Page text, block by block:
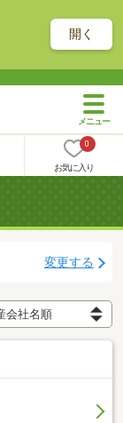
開く
0
お気に入り
変更する